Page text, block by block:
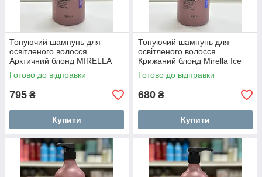
Тонуючий шампунь для
освітленого волосся
Арктичний блонд MIRELLA
Your BLONDesty Arctic 1000
мл
Готово до відправки
795 ₴
Купити
Тонуючий шампунь для
освітленого волосся
Крижаний блонд Mirella Ice
Your BLONDesty Shampoo
1000 мл
Готово до відправки
680 ₴
Купити